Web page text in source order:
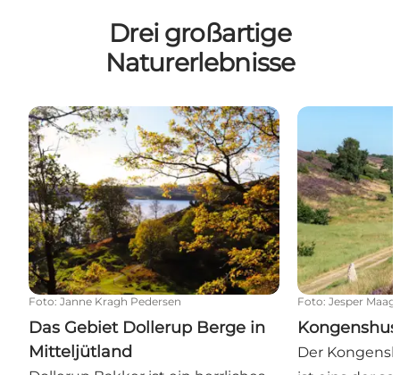
Drei großartige
Naturerlebnisse
Das Gebiet Dollerup Berge in Mitteljütland
Foto: Janne Kragh Pedersen
Das Gebiet Dollerup Berge in
Mitteljütland
Kongenshus
Foto: Jesper
Der